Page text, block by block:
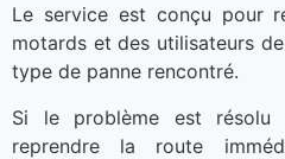
Le service est conçu pour
motards et des utilisateurs
type de panne rencontré.
Si le problème est résolu
reprendre la route